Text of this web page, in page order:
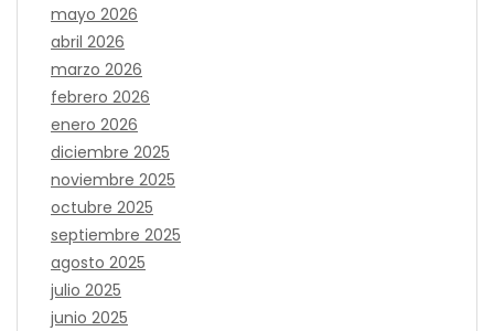
mayo 2026
abril 2026
marzo 2026
febrero 2026
enero 2026
diciembre 2025
noviembre 2025
octubre 2025
septiembre 2025
agosto 2025
julio 2025
junio 2025